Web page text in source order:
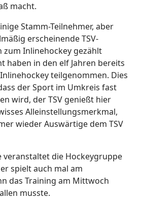
macht.
Stamm-Teilnehmer, aber
erscheinende TSV-
Inlinehockey gezählt
haben in den elf Jahren bereits
teilgenommen. Dies
der Sport im Umkreis fast
wird, der TSV genießt hier
Alleinstellungsmerkmal,
wieder Auswärtige dem TSV
veranstaltet die Hockeygruppe
spielt auch mal am
das Training am Mittwoch
musste.